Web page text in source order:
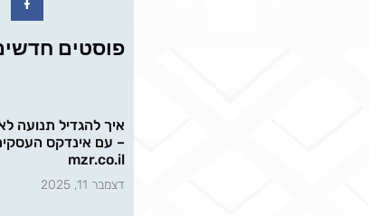
פוסטים
איך להגדיל תנועה
– עם אינדקס
mzr.co.il
דצמבר 11, 2025